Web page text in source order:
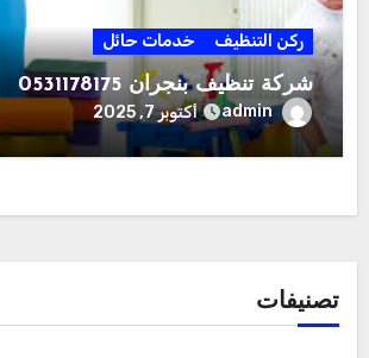
ركن التنظيف خدمات حائل
شركة تنظيف بنجران 0531178175
admin أكتوبر 7, 2025
تصنيفات